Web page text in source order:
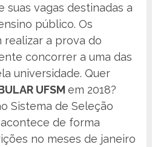
suas vagas destinadas a
público. Os
realizar a prova do
concorrer a uma das
universidade. Quer
UFSMem 2018?
Sistema de Seleção
de forma
no meses de janeiro